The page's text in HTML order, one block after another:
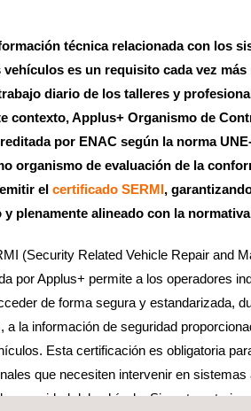
técnica relacionada con los
es un requisito cada vez más
diario de los talleres y
contexto, Applus+ Organismo de
por ENAC según la norma
organismo de evaluación de la
el certificado SERMI,
plenamente alineado con la
(Security Related Vehicle Repair and
por Applus+ permite a los operadores
de forma segura y estandarizada,
a la información de seguridad
Esta certificación es obligatoria
que necesiten intervenir en sistemas
seguridad del vehículo. Sin esta